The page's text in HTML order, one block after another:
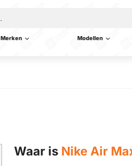
Merken Modellen
Waar is Nike Air